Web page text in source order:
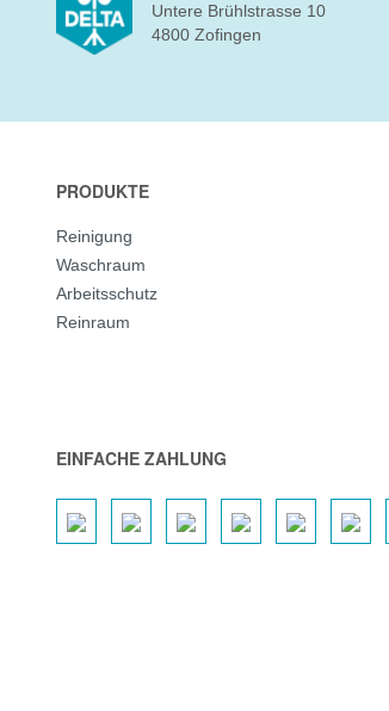
Untere Brühlstrasse 10
4800 Zofingen
PRODUKTE
Reinigung
Waschraum
Arbeitsschutz
Reinraum
EINFACHE ZAHLUNG